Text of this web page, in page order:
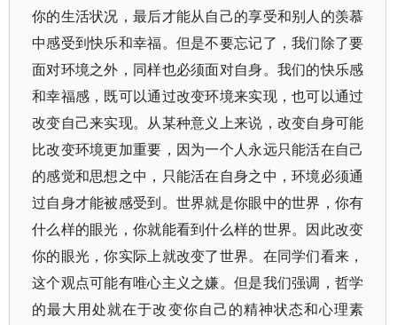
你的生活状况，最后才能从自己的享受和别人的羡慕
中感受到快乐和幸福。但是不要忘记了，我们除了要
面对环境之外，同样也必须面对自身。我们的快乐感
和幸福感，既可以通过改变环境来实现，也可以通过
改变自己来实现。从某种意义上来说，改变自身可能
比改变环境更加重要，因为一个人永远只能活在自己
的感觉和思想之中，只能活在自身之中，环境必须通
过自身才能被感受到。世界就是你眼中的世界，你有
什么样的眼光，你就能看到什么样的世界。因此改变
你的眼光，你实际上就改变了世界。在同学们看来，
这个观点可能有唯心主义之嫌。但是我们强调，哲学
的最大用处就在于改变你自己的精神状态和心理素